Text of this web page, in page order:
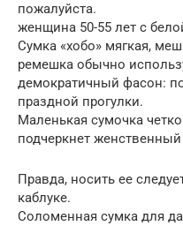
пожалуйста.
женщина 50-55 лет с
Сумка «хобо» мягкая,
ремешка обычно
демократичный фасон:
праздной прогулки.
Маленькая сумочка
подчеркнет
Правда, носить ее
каблуке.
Соломенная сумка для